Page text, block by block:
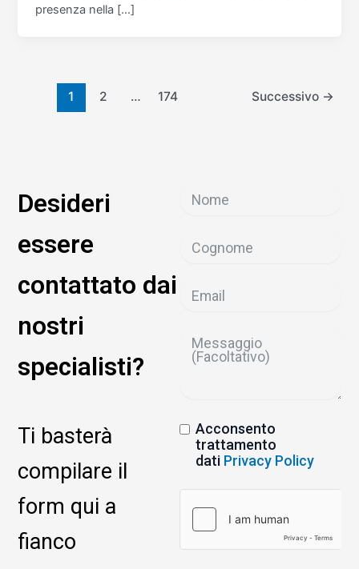
presenza nella […]
1 2 … 174 Successivo →
Desideri
essere
contattato dai
nostri
specialisti?
Ti basterà
compilare il
form qui a
fianco
Acconsento
trattamento
dati Privacy Policy